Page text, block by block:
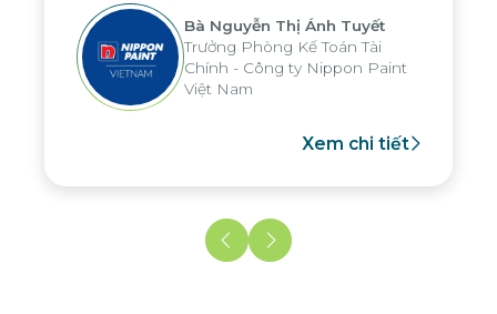
Bà Nguyễn Thị Ánh Tuyết
Trưởng Phòng Kế Toán Tài
Chính - Công ty Nippon Paint
Việt Nam
sắp tới.